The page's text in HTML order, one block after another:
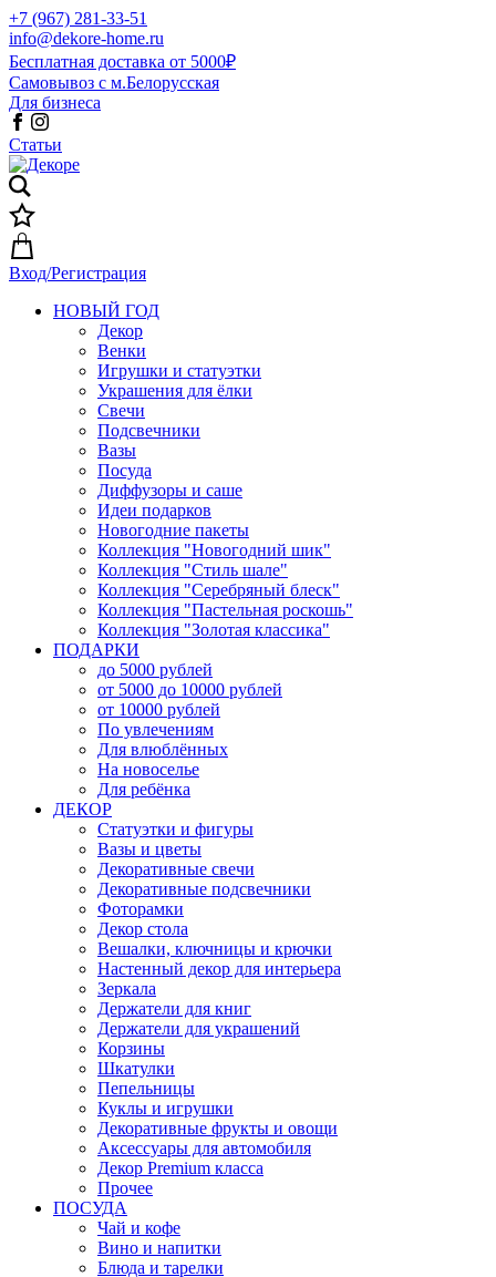
+7 (967) 281-33-51
info@dekore-home.ru
Бесплатная доставка от 5000₽
Самовывоз с м.Белорусская
Для бизнеса
Статьи
Вход/Регистрация
НОВЫЙ ГОД
Декор
Венки
Игрушки и статуэтки
Украшения для ёлки
Свечи
Подсвечники
Вазы
Посуда
Диффузоры и саше
Идеи подарков
Новогодние пакеты
Коллекция "Новогодний шик"
Коллекция "Стиль шале"
Коллекция "Серебряный блеск"
Коллекция "Пастельная роскошь"
Коллекция "Золотая классика"
ПОДАРКИ
до 5000 рублей
от 5000 до 10000 рублей
от 10000 рублей
По увлечениям
Для влюблённых
На новоселье
Для ребёнка
ДЕКОР
Статуэтки и фигуры
Вазы и цветы
Декоративные свечи
Декоративные подсвечники
Фоторамки
Декор стола
Вешалки, ключницы и крючки
Настенный декор для интерьера
Зеркала
Держатели для книг
Держатели для украшений
Корзины
Шкатулки
Пепельницы
Куклы и игрушки
Декоративные фрукты и овощи
Аксессуары для автомобиля
Декор Premium класса
Прочее
ПОСУДА
Чай и кофе
Вино и напитки
Блюда и тарелки